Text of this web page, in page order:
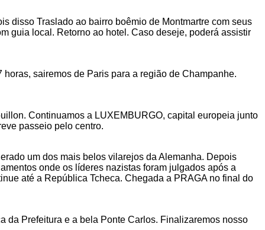
disso Traslado ao bairro boêmio de Montmartre com seus
guia local. Retorno ao hotel. Caso deseje, poderá assistir
sairemos de Paris para a região de Champanhe.
Continuamos a LUXEMBURGO, capital europeia junto
passeio pelo centro.
um dos mais belos vilarejos da Alemanha. Depois
onde os líderes nazistas foram julgados após a
até a República Tcheca. Chegada a PRAGA no final do
da Prefeitura e a bela Ponte Carlos. Finalizaremos nosso